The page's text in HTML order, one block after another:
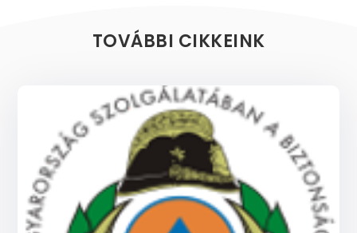
TOVÁBBI CIKKEINK